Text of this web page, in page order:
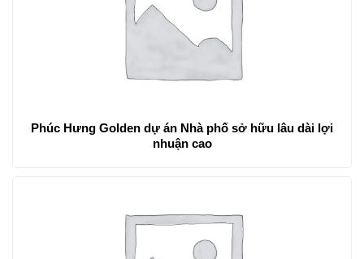
Phúc Hưng Golden dự án Nhà phố sở hữu lâu dài lợi
nhuận cao